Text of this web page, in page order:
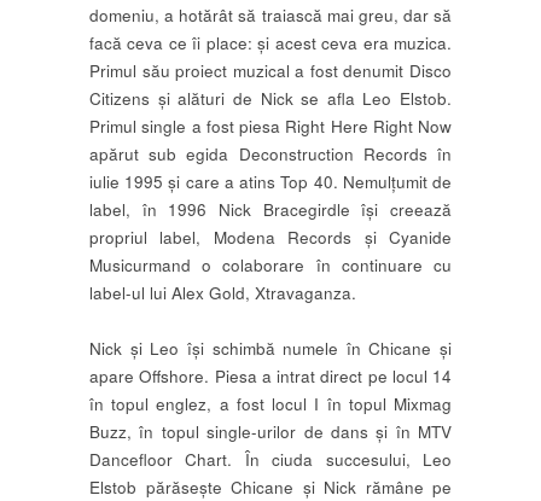
domeniu, a hotărât să traiască mai greu, dar să
facă ceva ce îi place: și acest ceva era muzica.
Primul său proiect muzical a fost denumit Disco
Citizens și alături de Nick se afla Leo Elstob.
Primul single a fost piesa Right Here Right Now
apărut sub egida Deconstruction Records în
iulie 1995 și care a atins Top 40. Nemulțumit de
label, în 1996 Nick Bracegirdle își creează
propriul label, Modena Records și Cyanide
Musicurmand o colaborare în continuare cu
label-ul lui Alex Gold, Xtravaganza.
Nick și Leo își schimbă numele în Chicane și
apare Offshore. Piesa a intrat direct pe locul 14
în topul englez, a fost locul I în topul Mixmag
Buzz, în topul single-urilor de dans și în MTV
Dancefloor Chart. În ciuda succesului, Leo
Elstob părăsește Chicane și Nick rămâne pe